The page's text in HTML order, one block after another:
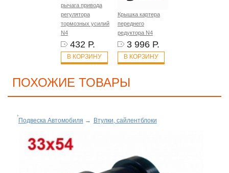
рычага привода
регулятора
тормозных усилий
N4
432 Р.
В КОРЗИНУ
Крышка картера
переднего
редуктора N4
3 996 Р.
В КОРЗИНУ
ПОХОЖИЕ ТОВАРЫ
Подвеска Автомобиля → Втулки, сайлентблоки